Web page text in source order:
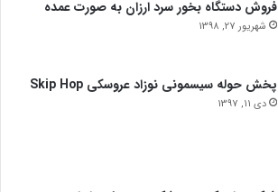
فروش دستگاه بخور سرد ارزان به صورت عمده
شهریور 27, 1398
پخش حوله سیسمونی نوزاد عروسکی Skip Hop
دی 11, 1397